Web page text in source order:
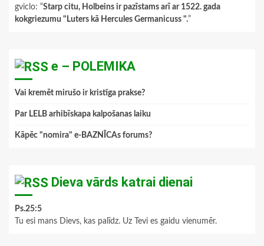
gviclo: “Starp citu, Holbeins ir pazīstams arī ar 1522. gada
kokgriezumu "Luters kā Hercules Germanicuss ".”
e – POLEMIKA
Vai kremēt mirušo ir kristīga prakse?
Par LELB arhibīskapa kalpošanas laiku
Kāpēc "nomira" e-BAZNĪCAs forums?
Dieva vārds katrai dienai
Ps.25:5
Tu esi mans Dievs, kas palīdz. Uz Tevi es gaidu vienumēr.